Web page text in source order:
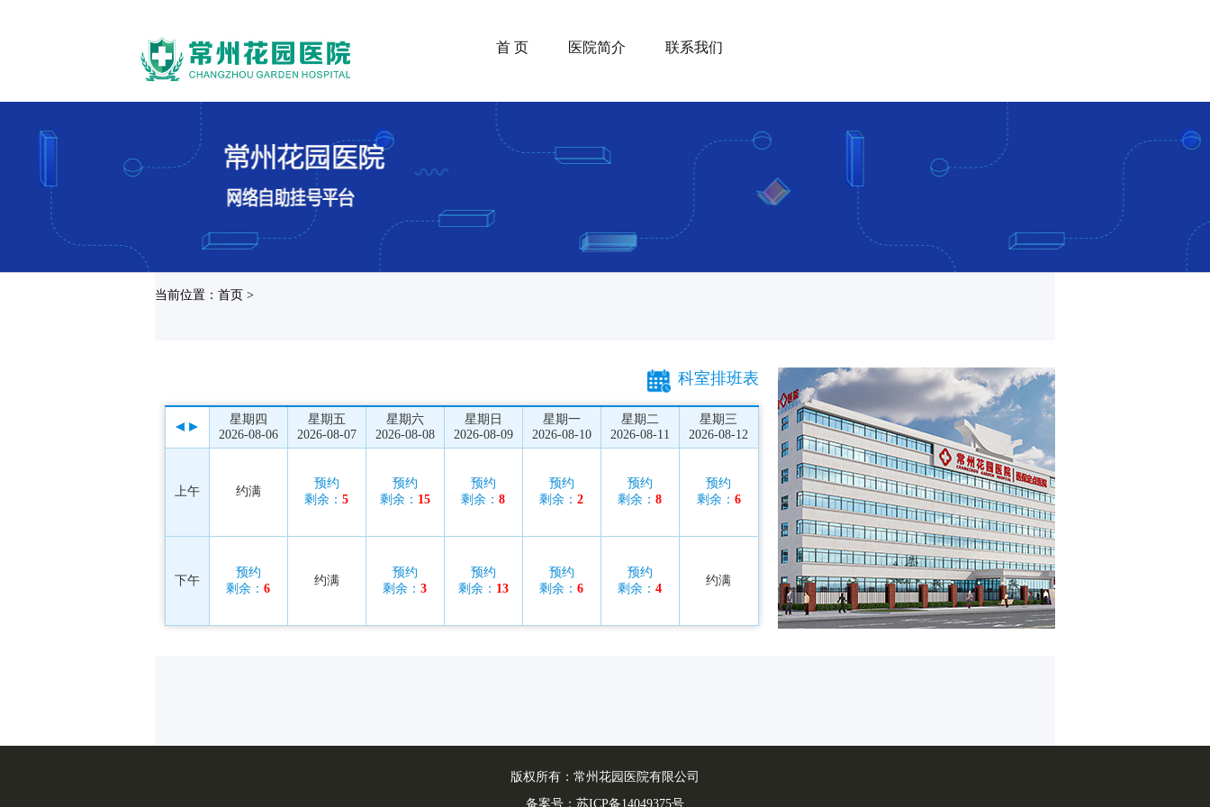
首 页 医院简介 联系我们
当前位置：首页 >
科室排班表
星期四
2026-08-06
星期五
2026-08-07
星期六
2026-08-08
星期日
2026-08-09
星期一
2026-08-10
星期二
2026-08-11
星期三
2026-08-12
上午 约满
预约
剩余： 5
预约
剩余： 15
预约
剩余： 8
预约
剩余： 2
预约
剩余： 8
预约
剩余： 6
下午
预约
剩余： 6
约满
预约
剩余： 3
预约
剩余： 13
预约
剩余： 6
预约
剩余： 4
约满
版权所有：常州花园医院有限公司
备案号： 苏ICP备14049375号